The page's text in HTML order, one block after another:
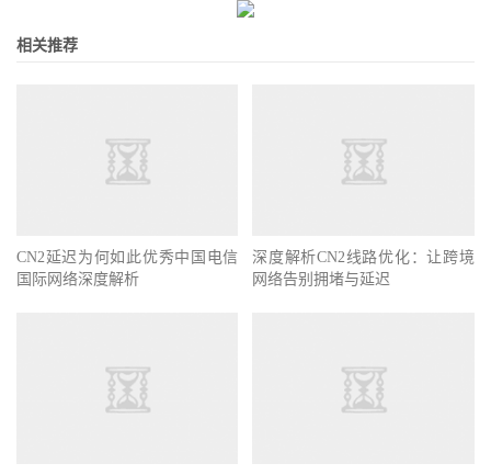
相关推荐
CN2延迟为何如此优秀中国电信
国际网络深度解析
深度解析CN2线路优化：让跨境
网络告别拥堵与延迟